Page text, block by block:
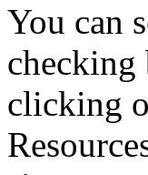
You can
checking
clicking